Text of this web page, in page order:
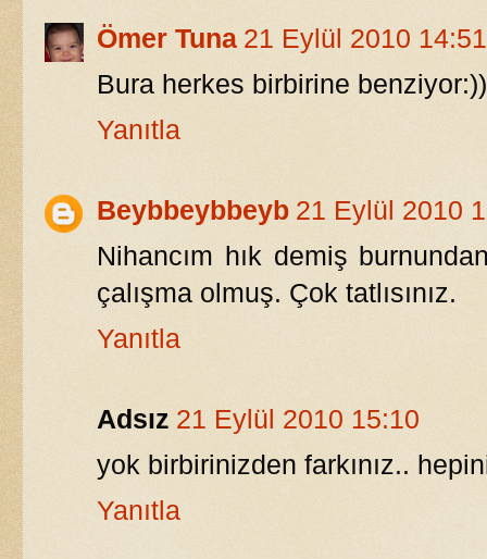
Ömer Tuna 21 Eylül 2010 14:51
Bura herkes birbirine benziyor:))
Yanıtla
Beybbeybbeyb 21 Eylül 2010
Nihancım hık demiş
çalışma olmuş. Çok tatlısınız.
Yanıtla
Adsız 21 Eylül 2010 15:10
yok birbirinizden farkınız..
Yanıtla